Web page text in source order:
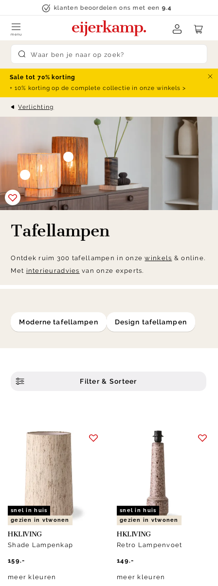
Skip to contentklanten beoordelen ons met een9.4
Submit search
menu
Sale tot 70% korting
+ 10% korting op de complete collectie in onze winkels >
Verlichting
Tafellampen
Ontdek ruim 300 tafellampen in onzewinkels & online.
Met interieuradvies van onze experts.
moderne tafellampen Design tafellampen
Filter & Sorteer
snel in huis
gezien in vtwonen
HKLIVING
Shade Lampenkap
159.-
meer kleuren
snel in huis
gezien in vtwonen
HKLIVING
Retro Lampenvoet
149.-
meer kleuren